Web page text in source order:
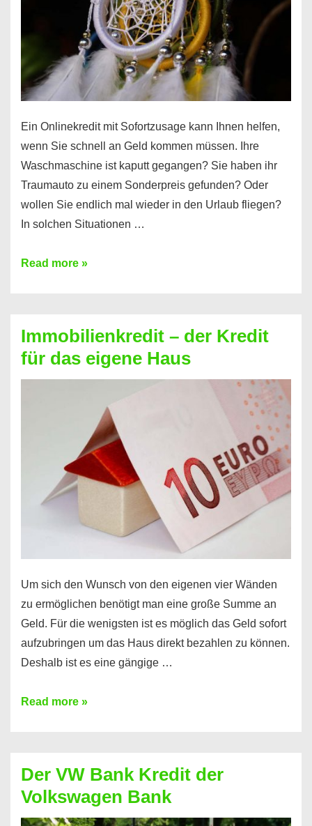
Ein Onlinekredit mit Sofortzusage kann Ihnen helfen,
wenn Sie schnell an Geld kommen müssen. Ihre
Waschmaschine ist kaputt gegangen? Sie haben ihr
Traumauto zu einem Sonderpreis gefunden? Oder
wollen Sie endlich mal wieder in den Urlaub fliegen?
In solchen Situationen …
Onlinekredit
Damit
können
Ihre
Read more »
Immobilienkredit – der Kredit
für das eigene Haus
Um sich den Wunsch von den eigenen vier Wänden
zu ermöglichen benötigt man eine große Summe an
Geld. Für die wenigsten ist es möglich das Geld sofort
aufzubringen um das Haus direkt bezahlen zu können.
Deshalb ist es eine gängige …
Immobilienkredit
für
das
eigene
Read more »
Der VW Bank Kredit der
Volkswagen Bank